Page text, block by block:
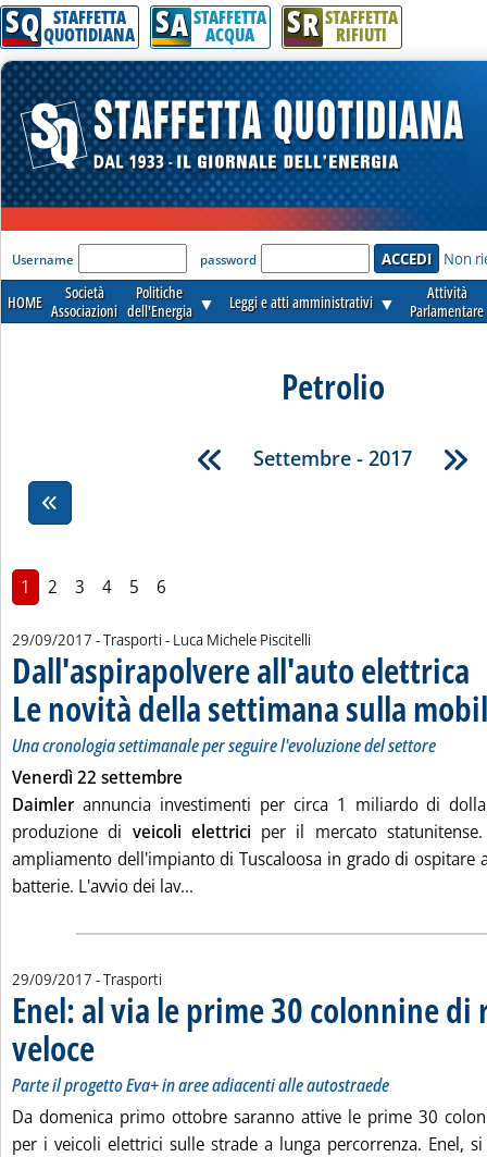
SQ STAFFETTA
QUOTIDIANA SA STAFFETTA
ACQUA SR STAFFETTA
RIFIUTI
'Modulo Login per accedere'
Username password Non
HOME
Società
Associazioni
Politiche
dell'Energia ▼ Leggi e atti amministrativi ▼
Attività
Parlamentare
Petrolio
Settembre - 2017
1 2 3 4 5 6
29/09/2017 - Trasporti - di:
Luca Michele Piscitelli
Dall'aspirapolvere all'auto elettrica
Le novità della settimana sulla
Una cronologia settimanale per seguire l'evoluzione del settore
Venerdì 22 settembre
Daimler annuncia investimenti per circa 1 miliardo di
produzione di veicoli elettrici per il mercato
ampliamento dell'impianto di Tuscaloosa in grado di ospitare
batterie. L'avvio dei lav...
29/09/2017 - Trasporti
Enel: al via le prime 30 colonnine di
veloce . Sottotitolo: Parte il progetto Eva+ in aree adiacenti alle autostraede
. Pubblicata venerdì 29 settembre 2017 alle 16.14.
Parte il progetto Eva+ in aree adiacenti alle autostraede
Da domenica primo ottobre saranno attive le prime 30
per i veicoli elettrici sulle strade a lunga percorrenza. Enel,